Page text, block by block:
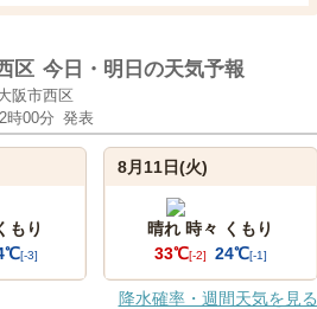
区 今日・明日の天気予報
阪市西区
時00分 発表
もり
[-3]
8月11日(火)
晴れ 時々 くもり
33℃[-2] 24℃[-1]
降水確率・週間天気を見る